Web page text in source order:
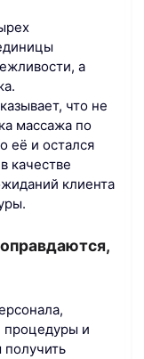
а
что не
массажа по
её и остался
качестве
клиента
процедуры и